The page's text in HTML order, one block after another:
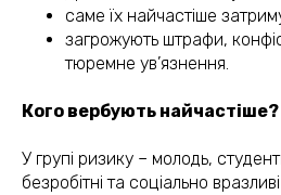
саме їх найчастіше
загрожують штрафи,
тюремне ув’язнення.
Кого вербують найчастіше?
У групі ризику – молодь,
безробітні та соціально